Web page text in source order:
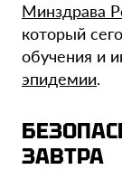
Минздрава
который
обучения и
эпидемии.
ЗАВТРА